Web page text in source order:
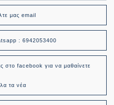
μας email
: 6942053400
στο facebook για να μαθαίνετε
τα νέα